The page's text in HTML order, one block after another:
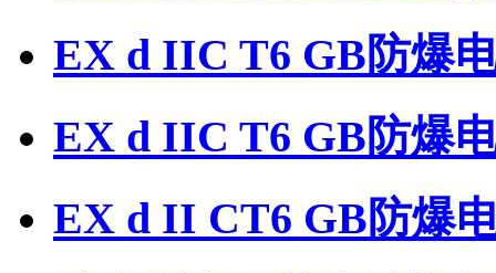
EX d IIC T6 GB防爆
EX d IIC T6 GB防爆
EX d II CT6 GB防爆